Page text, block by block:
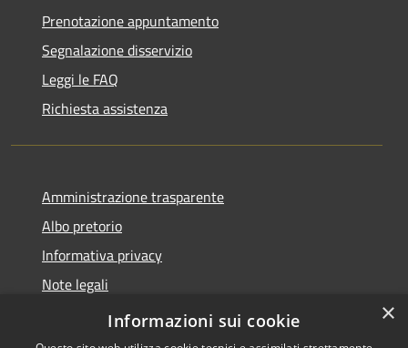
Prenotazione appuntamento
Segnalazione disservizio
Leggi le FAQ
Richiesta assistenza
Amministrazione trasparente
Albo pretorio
Informativa privacy
Note legali
Dichiarazione di accessibilità
×
Informazioni sui cookie